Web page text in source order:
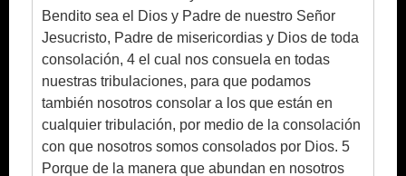
Bendito sea el Dios y Padre de nuestro Señor
Jesucristo, Padre de misericordias y Dios de toda
consolación, 4 el cual nos consuela en todas
nuestras tribulaciones, para que podamos
también nosotros consolar a los que están en
cualquier tribulación, por medio de la consolación
con que nosotros somos consolados por Dios. 5
Porque de la manera que abundan en nosotros